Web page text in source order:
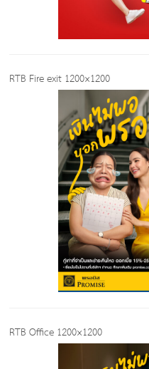
RTB Fire exit 1200×1200
RTB Office 1200×1200